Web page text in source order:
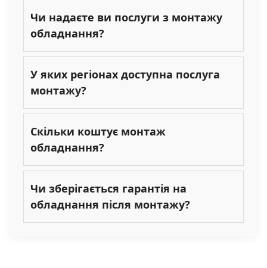
Чи надаєте ви послуги з монтажу
обладнання?
У яких регіонах доступна послуга
монтажу?
Скільки коштує монтаж
обладнання?
Чи зберігається гарантія на
обладнання після монтажу?